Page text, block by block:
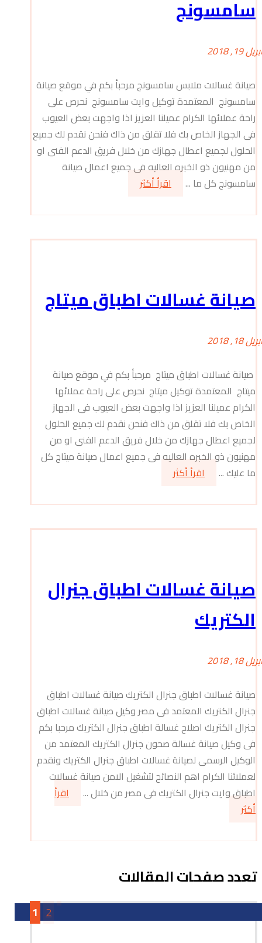
سامسونج
أبريل 19, 2018
صيانة غسالات ملابس سامسونج مرحبأ بكم في موقع صيانة
سامسونج المعتمدة توكيل وايت سامسونج نحرص على
راحة عملائها الكرام عميلنا العزيز اذا واجهت بعض العيوب
فى الجهاز الخاص بك فلا تقلق من ذاك فنحن نقدم لك جميع
الحلول لجميع اعطال جهازك من خلال فريق الدعم الفنى او
من مهنيون ذو الخبره العاليه فى جميع اعمال صيانة
سامسونج كل ما ...
اقرأ أكثر
صيانة غسالات اطباق ميتاج
أبريل 18, 2018
صيانة غسالات اطباق ميتاج مرحبأ بكم في موقع صيانة
ميتاج المعتمدة توكيل ميتاج نحرص على راحة عملائها
الكرام عميلنا العزيز اذا واجهت بعض العيوب فى الجهاز
الخاص بك فلا تقلق من ذاك فنحن نقدم لك جميع الحلول
لجميع اعطال جهازك من خلال فريق الدعم الفنى او من
مهنيون ذو الخبره العاليه فى جميع اعمال صيانة ميتاج كل
ما عليك ...
اقرأ أكثر
صيانة غسالات اطباق جنرال
الكتريك
أبريل 18, 2018
صيانة غسالات اطباق جنرال الكتريك صيانة غسالات اطباق
جنرال الكتريك المعتمد فى مصر وكيل صيانة غسالات اطباق
جنرال الكتريك اصلاح غسالة اطباق جنرال الكتريك مرحبا بكم
فى وكيل صيانة غسالة صحون جنرال الكتريك المعتمد من
الوكيل الرسمى لصيانة غسالات اطباق جنرال الكتريك ونقدم
لعملائنا الكرام اهم النصائح لتشغيل الامن صيانة غسالات
اطباق وايت جنرال الكتريك فى مصر من خلال ...
اقرأ
أكثر
تعدد صفحات المقالات
1 2